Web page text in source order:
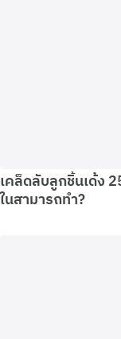
เคล็ดลับลูกชิ้นเด้ง
ในสามารถทำ?